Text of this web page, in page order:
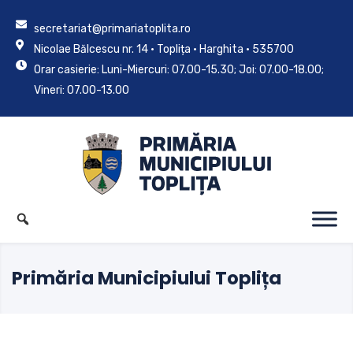
secretariat@primariatoplita.ro
Nicolae Bălcescu nr. 14 • Toplița • Harghita • 535700
Orar casierie: Luni-Miercuri: 07.00-15.30; Joi: 07.00-18.00;
Vineri: 07.00-13.00
Primăria Municipiului Toplița